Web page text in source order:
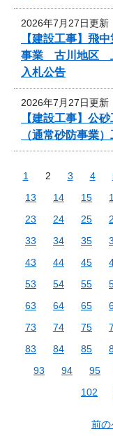
2026年7月27日更新
【建設工事】飛
事業 古川地区
入札公告
2026年7月27日更新
【建設工事】公
（通常砂防事業
1 2 3 4
13
14 15
23
24 25
33
34 35
43
44 45
53
54 55
63
64 65
73
74 75
83
84 85
93
94 95
102
前の